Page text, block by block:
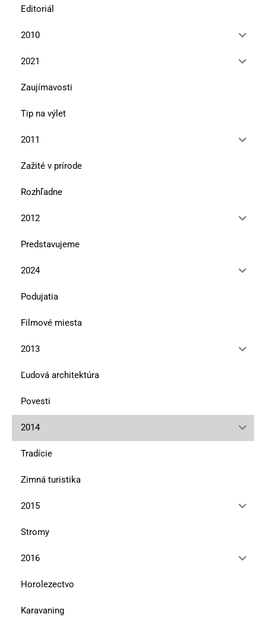
Editoriál
2010
2021
Zaujímavosti
Tip na výlet
2011
Zažité v prírode
Rozhľadne
2012
Predstavujeme
2024
Podujatia
Filmové miesta
2013
Ľudová architektúra
Povesti
2014
Tradície
Zimná turistika
2015
Stromy
2016
Horolezectvo
Karavaning